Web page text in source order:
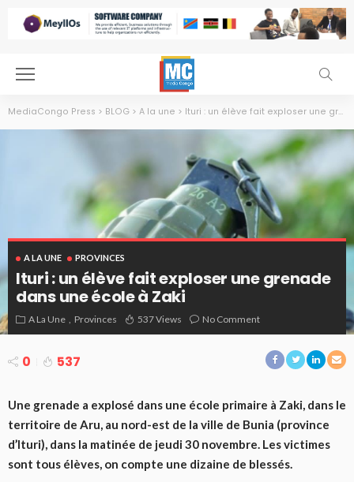
MediaCongo Press > BLOG > A la une > Ituri : un élève fait exploser une grenade dans une école à Zaki
A LA UNE PROVINCES
Ituri : un élève fait exploser une grenade
dans une école à Zaki
A La Une Provinces 537 Views No Comment
0 537
Une grenade a explosé dans une école primaire à Zaki, dans le
territoire de Aru, au nord-est de la ville de Bunia (province
d’Ituri), dans la matinée de jeudi 30 novembre. Les victimes
sont tous élèves, on compte une dizaine de blessés.